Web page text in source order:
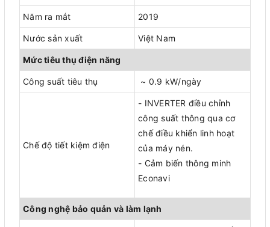
Năm ra mắt 2019
Nước sản xuất Việt Nam
Mức tiêu thụ điện năng
Công suất tiêu thụ ~ 0.9 kW/ngày
Chế độ tiết kiệm điện
- INVERTER điều chỉnh
công suất thông qua cơ
chế điều khiển linh hoạt
của máy nén.
- Cảm biến thông minh
Econavi
Công nghệ bảo quản và làm lạnh